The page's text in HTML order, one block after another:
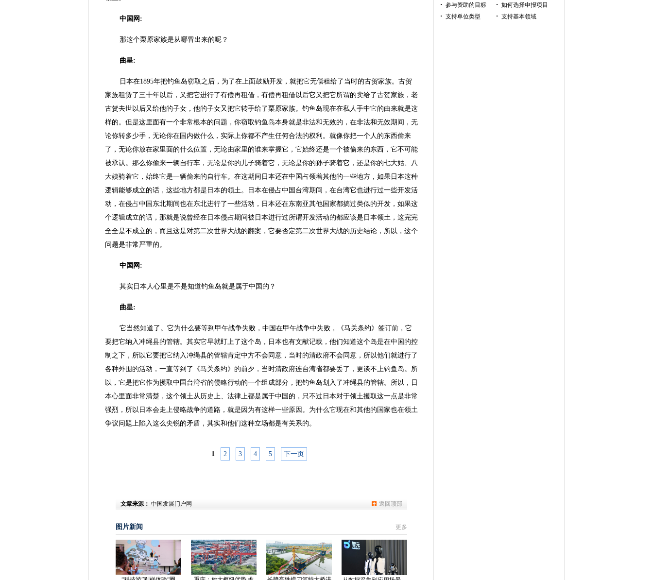
中国网:
那这个栗原家族是从哪冒出来的呢？
曲星:
日本在1895年把钓鱼岛窃取之后，为了在上面鼓励开发，就把它无偿租给了当时的古贺家族。古贺
家族租赁了三十年以后，又把它进行了有偿再租借，有偿再租借以后它又把它所谓的卖给了古贺家族，老
古贺去世以后又给他的子女，他的子女又把它转手给了栗原家族。钓鱼岛现在在私人手中它的由来就是这
样的。但是这里面有一个非常根本的问题，你窃取钓鱼岛本身就是非法和无效的，在非法和无效期间，无
论你转多少手，无论你在国内做什么，实际上你都不产生任何合法的权利。就像你把一个人的东西偷来
了，无论你放在家里面的什么位置，无论由家里的谁来掌握它，它始终还是一个被偷来的东西，它不可能
被承认。那么你偷来一辆自行车，无论是你的儿子骑着它，无论是你的孙子骑着它，还是你的七大姑、八
大姨骑着它，始终它是一辆偷来的自行车。在这期间日本还在中国占领着其他的一些地方，如果日本这种
逻辑能够成立的话，这些地方都是日本的领土。日本在侵占中国台湾期间，在台湾它也进行过一些开发活
动，在侵占中国东北期间也在东北进行了一些活动，日本还在东南亚其他国家都搞过类似的开发，如果这
个逻辑成立的话，那就是说曾经在日本侵占期间被日本进行过所谓开发活动的都应该是日本领土，这完完
全全是不成立的，而且这是对第二次世界大战的翻案，它要否定第二次世界大战的历史结论，所以，这个
问题是非常严重的。
中国网:
其实日本人心里是不是知道钓鱼岛就是属于中国的？
曲星:
它当然知道了。它为什么要等到甲午战争失败，中国在甲午战争中失败，《马关条约》签订前，它
要把它纳入冲绳县的管辖。其实它早就盯上了这个岛，日本也有文献记载，他们知道这个岛是在中国的控
制之下，所以它要把它纳入冲绳县的管辖肯定中方不会同意，当时的清政府不会同意，所以他们就进行了
各种外围的活动，一直等到了《马关条约》的前夕，当时清政府连台湾省都要丢了，更谈不上钓鱼岛。所
以，它是把它作为攫取中国台湾省的侵略行动的一个组成部分，把钓鱼岛划入了冲绳县的管辖。所以，日
本心里面非常清楚，这个领土从历史上、法律上都是属于中国的，只不过日本对于领土攫取这一点是非常
强烈，所以日本会走上侵略战争的道路，就是因为有这样一些原因。为什么它现在和其他的国家也在领土
争议问题上陷入这么尖锐的矛盾，其实和他们这种立场都是有关系的。
1 2 3 4 5 下一页
返回顶部
文章来源： 中国发展门户网